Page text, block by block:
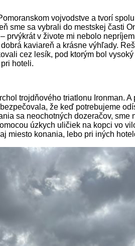
vojvodstve a tvorí
sme sa vybrali do mestskej časti
prvýkrát v živote mi nebolo
kaviareň a krásne výhľady.
cez lesík, pod ktorým bol
hoteli.
trojdňového triatlonu Ironman.
že keď potrebujeme
sa neochotných dozeračov,
úzkych uličiek na kopci vo
miesto konania, lebo pri iných